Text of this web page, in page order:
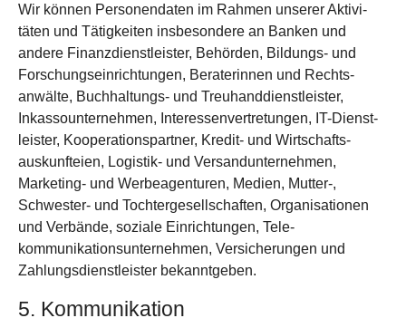
Wir können Personen­daten im Rahmen unserer Aktivi­
täten und Tätig­keiten insbesondere an Banken und
andere Finanz­dienstleister, Behörden, Bildungs- und
Forschungs­einrichtungen, Berater­innen und Rechts­
anwälte, Buch­haltungs- und Treu­hand­dienst­leister,
Inkasso­unter­nehmen, Interessen­vertretungen, IT-Dienst­
leister, Kooperations­partner, Kredit- und Wirt­schafts­
auskunfteien, Logistik- und Ver­sand­unter­nehmen,
Marketing- und Werbe­agenturen, Medien, Mutter-,
Schwester- und Tochter­gesell­schaften, Organi­sationen
und Verbände, soziale Ein­richtungen, Tele­
kommunikations­unternehmen, Ver­sicherungen und
Zahlungs­dienst­leister bekannt­geben.
5. Kommunikation